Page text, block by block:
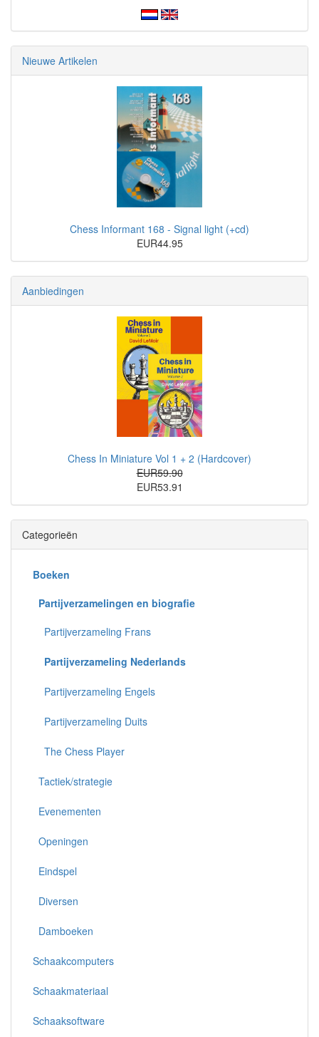
Nieuwe Artikelen
Chess Informant 168 - Signal light (+cd)
EUR44.95
Aanbiedingen
Chess In Miniature Vol 1 + 2 (Hardcover)
EUR59.90
EUR53.91
Categorieën
Boeken
Partijverzamelingen en biografie
Partijverzameling Frans
Partijverzameling Nederlands
Partijverzameling Engels
Partijverzameling Duits
The Chess Player
Tactiek/strategie
Evenementen
Openingen
Eindspel
Diversen
Damboeken
Schaakcomputers
Schaakmateriaal
Schaaksoftware